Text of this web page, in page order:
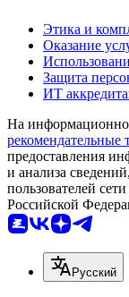
Этика и
Оказание
Защита
ИТ
На
рекомендательные
предоставления
и анализа
пользователей
Российской
Русский